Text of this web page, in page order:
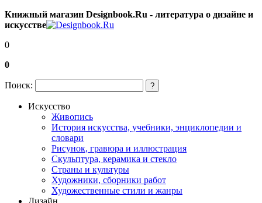
Книжный магазин Designbook.Ru - литература о дизайне и
искусстве
0
0
Поиск: ?
Искусство
Живопись
История искусства, учебники, энциклопедии и
словари
Рисунок, гравюра и иллюстрация
Скульптура, керамика и стекло
Страны и культуры
Художники, сборники работ
Художественные стили и жанры
Дизайн